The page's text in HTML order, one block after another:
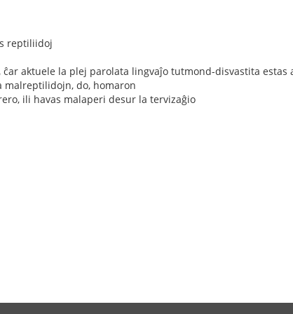
reptiliidoj
aktuele la plej parolata lingvaĵo tutmond-disvastita estas
do, homaron
ili havas malaperi desur la tervizaĝio